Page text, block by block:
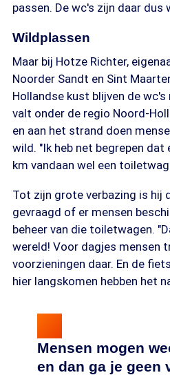
passen. De wc's zijn daar dus
Wildplassen
Maar bij Hotze Richter,
Noorder Sandt en Sint
Hollandse kust blijven de
valt onder de regio Noord-
en aan het strand doen
wild. "Ik heb net begrepen dat
km vandaan wel een
Tot zijn grote verbazing is hij
gevraagd of er mensen
beheer van die toiletwagen.
wereld! Voor dagjes mensen
voorzieningen daar. En de
hier langskomen hebben het
Mensen mogen
en dan ga je geen